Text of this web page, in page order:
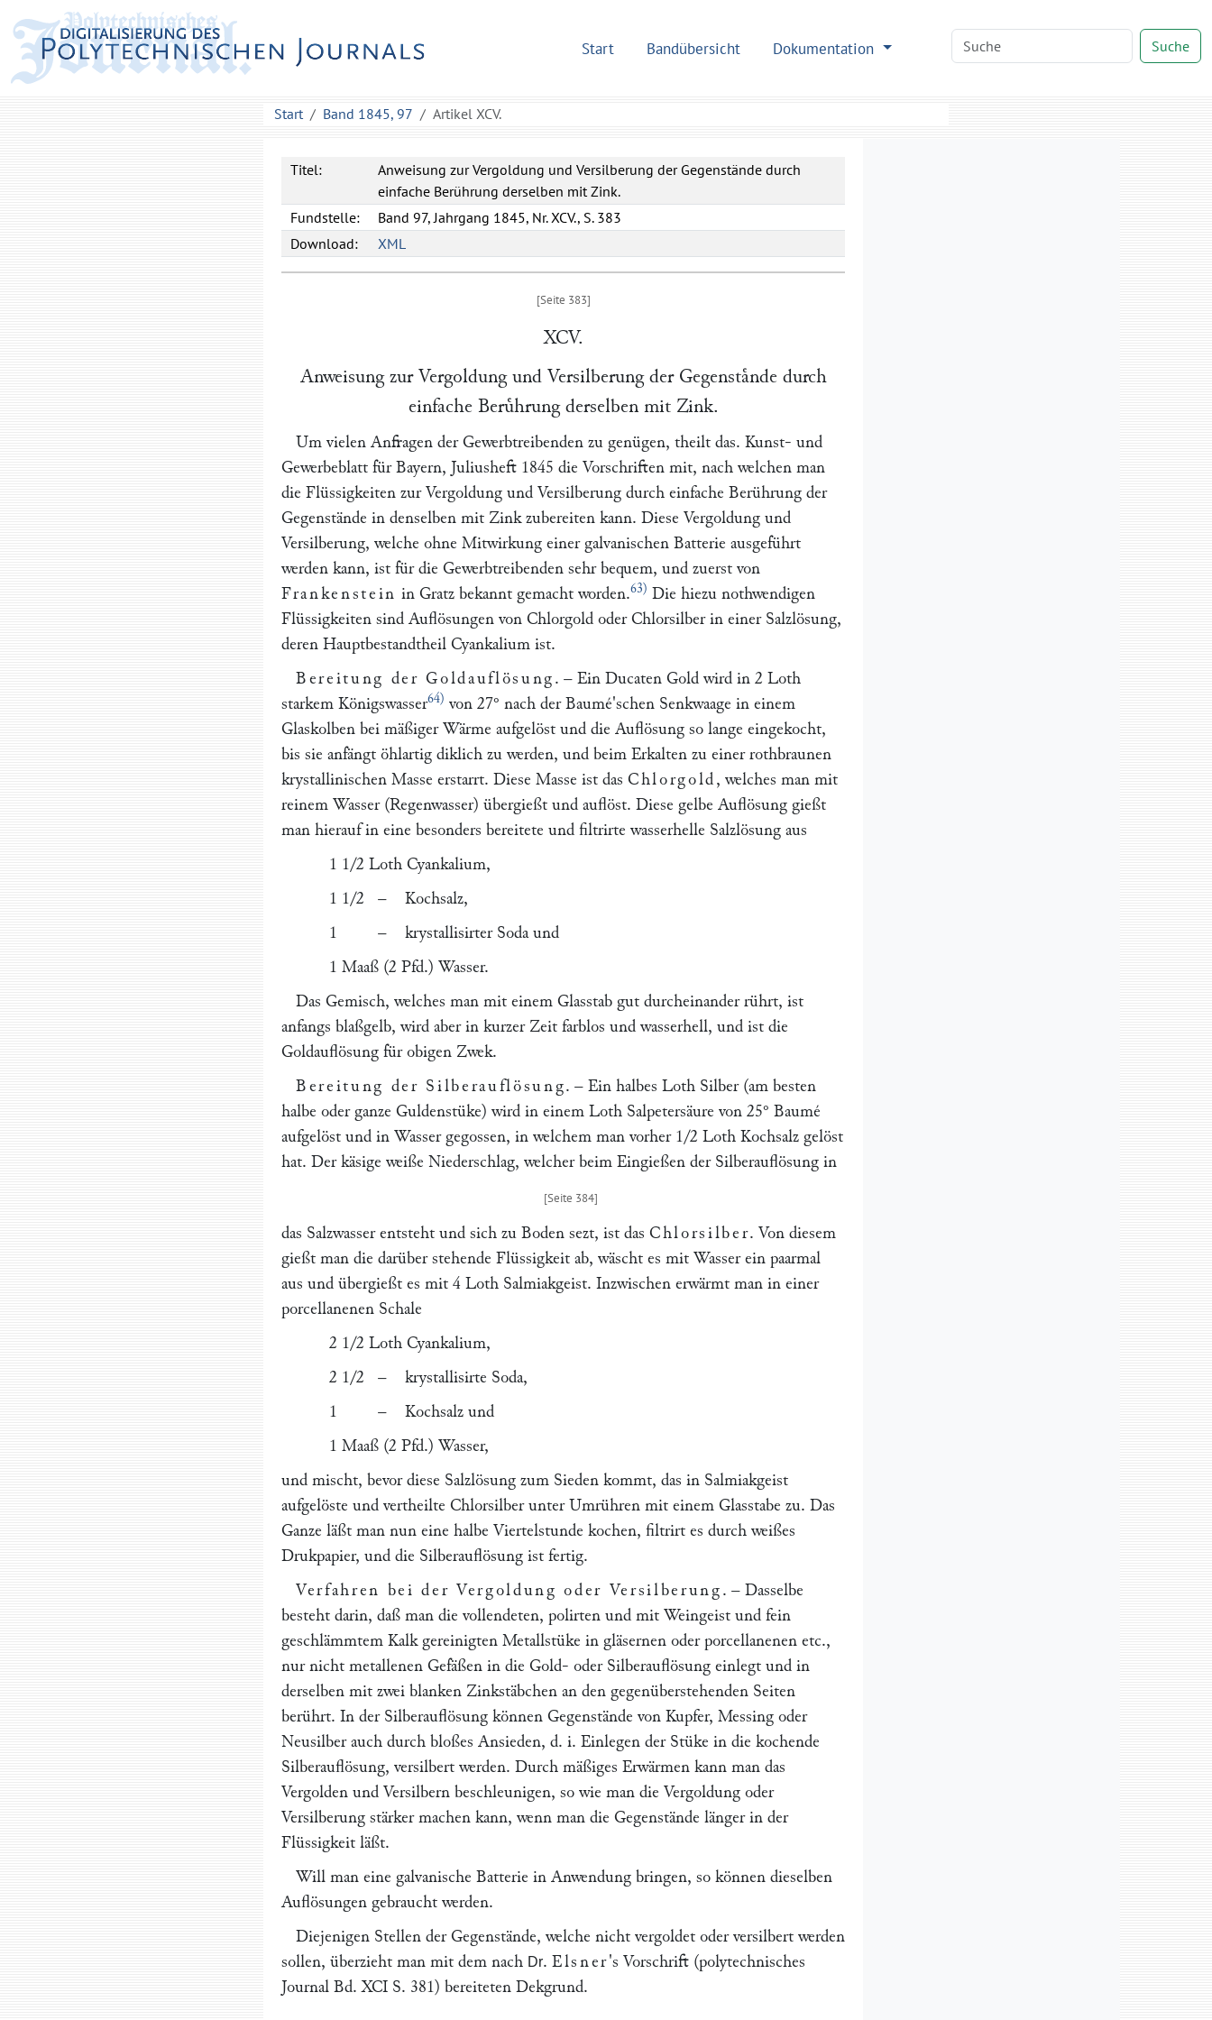
Start Bandübersicht Dokumentation Suche
Start Band 1845, 97 Artikel XCV.
Titel:
Anweisung zur Vergoldung und Versilberung der Gegenstände durch
einfache Berührung derselben mit Zink.
Fundstelle:
Band 97, Jahrgang 1845, Nr. XCV., S. 383
Download:
XML
XCV.
Anweisung zur Vergoldung und Versilberung der Gegenstaͤnde durch
einfache Beruͤhrung derselben mit Zink.
Um vielen Anfragen der Gewerbtreibenden zu genügen, theilt das. Kunst- und
Gewerbeblatt für Bayern, Juliusheft 1845 die Vorschriften mit, nach welchen man
die Flüssigkeiten zur Vergoldung und Versilberung durch einfache Berührung der
Gegenstände in denselben mit Zink zubereiten kann. Diese Vergoldung und
Versilberung, welche ohne Mitwirkung einer galvanischen Batterie ausgeführt
werden kann, ist für die Gewerbtreibenden sehr bequem, und zuerst von
Frankenstein in Gratz bekannt gemacht worden.63) Die hiezu nothwendigen
Flüssigkeiten sind Auflösungen von Chlorgold oder Chlorsilber in einer Salzlösung,
deren Hauptbestandtheil Cyankalium ist.
Bereitung der Goldauflösung . – Ein Ducaten Gold wird in 2 Loth
starkem Königswasser64) von 27° nach der Baumé'schen Senkwaage in einem
Glaskolben bei mäßiger Wärme aufgelöst und die Auflösung so lange eingekocht,
bis sie anfängt öhlartig diklich zu werden, und beim Erkalten zu einer rothbraunen
krystallinischen Masse erstarrt. Diese Masse ist das Chlorgold , welches man mit
reinem Wasser (Regenwasser) übergießt und auflöst. Diese gelbe Auflösung gießt
man hierauf in eine besonders bereitete und filtrirte wasserhelle Salzlösung aus
1 1/2 Loth Cyankalium,
1 1/2 – Kochsalz,
1 – krystallisirter Soda und
1 Maaß (2 Pfd.) Wasser.
Das Gemisch, welches man mit einem Glasstab gut durcheinander rührt, ist
anfangs blaßgelb, wird aber in kurzer Zeit farblos und wasserhell, und ist die
Goldauflösung für obigen Zwek.
Bereitung der Silberauflösung. – Ein halbes Loth Silber (am besten
halbe oder ganze Guldenstüke) wird in einem Loth Salpetersäure von 25° Baumé
aufgelöst und in Wasser gegossen, in welchem man vorher 1/2 Loth Kochsalz gelöst
hat. Der käsige weiße Niederschlag, welcher beim Eingießen der Silberauflösung in
das Salzwasser entsteht und sich zu Boden sezt, ist das Chlorsilber. Von diesem
gießt man die darüber stehende Flüssigkeit ab, wäscht es mit Wasser ein paarmal
aus und übergießt es mit 4 Loth Salmiakgeist. Inzwischen erwärmt man in einer
porcellanenen Schale
2 1/2 Loth Cyankalium,
2 1/2 – krystallisirte Soda,
1 – Kochsalz und
1 Maaß (2 Pfd.) Wasser,
und mischt, bevor diese Salzlösung zum Sieden kommt, das in Salmiakgeist
aufgelöste und vertheilte Chlorsilber unter Umrühren mit einem Glasstabe zu. Das
Ganze läßt man nun eine halbe Viertelstunde kochen, filtrirt es durch weißes
Drukpapier, und die Silberauflösung ist fertig.
Verfahren bei der Vergoldung oder Versilberung . – Dasselbe
besteht darin, daß man die vollendeten, polirten und mit Weingeist und fein
geschlämmtem Kalk gereinigten Metallstüke in gläsernen oder porcellanenen etc.,
nur nicht metallenen Gefäßen in die Gold- oder Silberauflösung einlegt und in
derselben mit zwei blanken Zinkstäbchen an den gegenüberstehenden Seiten
berührt. In der Silberauflösung können Gegenstände von Kupfer, Messing oder
Neusilber auch durch bloßes Ansieden, d. i. Einlegen der Stüke in die kochende
Silberauflösung, versilbert werden. Durch mäßiges Erwärmen kann man das
Vergolden und Versilbern beschleunigen, so wie man die Vergoldung oder
Versilberung stärker machen kann, wenn man die Gegenstände länger in der
Flüssigkeit läßt.
Will man eine galvanische Batterie in Anwendung bringen, so können dieselben
Auflösungen gebraucht werden.
Diejenigen Stellen der Gegenstände, welche nicht vergoldet oder versilbert werden
sollen, überzieht man mit dem nach Dr. Elsner's Vorschrift (polytechnisches
Journal Bd. XCI S. 381) bereiteten Dekgrund.